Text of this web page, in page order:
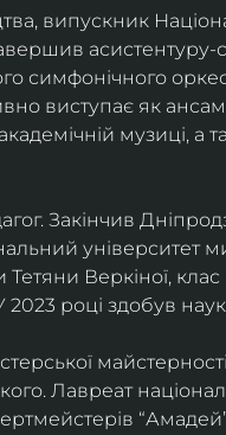
випускник
асистентуру-
симфонічного
виступає як
музиці,
Закінчив
університет
Веркіної,
2023 році здобув
Лавреат
“Амадей”